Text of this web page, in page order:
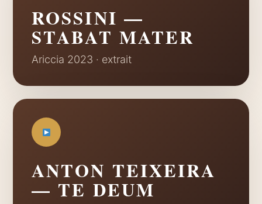
ROSSINI —
STABAT MATER
Ariccia 2023 · extrait
ANTON TEIXEIRA
— TE DEUM